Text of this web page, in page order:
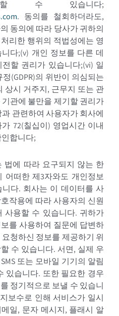
할 수 있습니다;
. 동의를 철회하더라도,
동의에 따라 당사가 귀하의
리한 행위의 적법성에는 영
다;(v) 개인 정보를 다른 데
할 권리가 있습니다;(vi) 일
(GDPR)의 위반이 의심되는
상시 거주지, 근무지 또는 관
관에 불만을 제기할 권리가
관련하여 사용자가 회사에
72(칠십이) 영업시간 이내
합니다;
법에 따라 요구되지 않는 한
어떠한 제3자와도 개인정보
다. 회사는 이 데이터를 사
작용에 따라 사용자의 신원
사용할 수 있습니다. 귀하가
를 사용하여 질문에 답변하
청하신 정보를 제공하기 위
수 있습니다. 서면, 실제 우
또는 모바일 기기의 알림
있습니다. 또한 필요한 경우
정기적으로 보낼 수 있습니
보수로 인해 서비스가 일시
일, 문자 메시지, 플래시 알